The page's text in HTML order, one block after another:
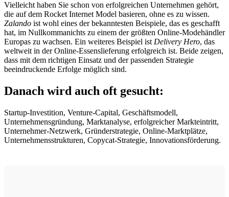
Vielleicht haben Sie schon von erfolgreichen Unternehmen gehört,
die auf dem Rocket Internet Model basieren, ohne es zu wissen.
Zalando ist wohl eines der bekanntesten Beispiele, das es geschafft
hat, im Nullkommanichts zu einem der größten Online-Modehändler
Europas zu wachsen. Ein weiteres Beispiel ist Delivery Hero, das
weltweit in der Online-Essenslieferung erfolgreich ist. Beide zeigen,
dass mit dem richtigen Einsatz und der passenden Strategie
beeindruckende Erfolge möglich sind.
Danach wird auch oft gesucht:
Startup-Investition, Venture-Capital, Geschäftsmodell,
Unternehmensgründung, Marktanalyse, erfolgreicher Markteintritt,
Unternehmer-Netzwerk, Gründerstrategie, Online-Marktplätze,
Unternehmensstrukturen, Copycat-Strategie, Innovationsförderung.